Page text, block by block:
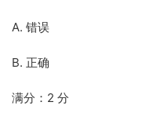
A. 错误
B. 正确
满分：2 分